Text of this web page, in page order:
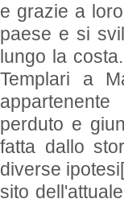
e grazie a
paese e si
lungo la
Templari a
perduto e
fatta dallo
diverse
sito